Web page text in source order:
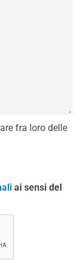
fra loro delle
ai sensi del